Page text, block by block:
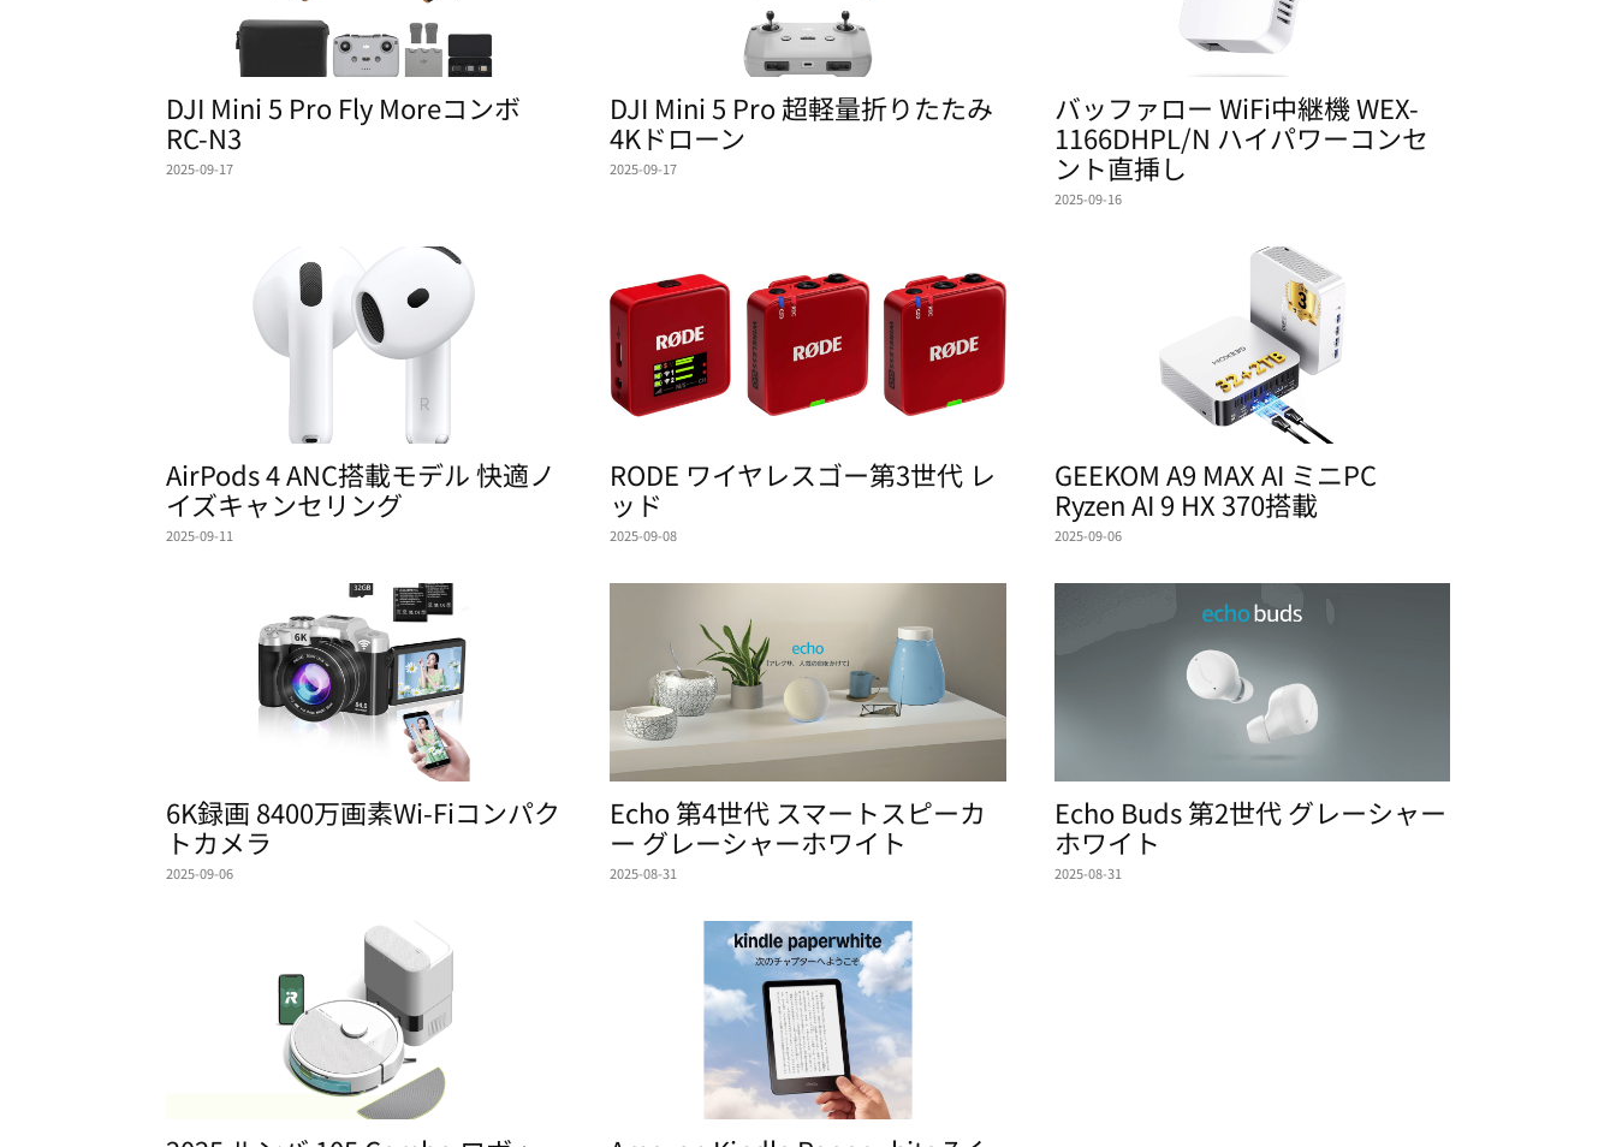
DJI Mini 5 Pro Fly Moreコンボ
RC-N3
2025-09-17
DJI Mini 5 Pro 超軽量折りたたみ
4Kドローン
2025-09-17
バッファロー WiFi中継機 WEX-
1166DHPL/N ハイパワーコンセ
ント直挿し
2025-09-16
AirPods 4 ANC搭載モデル 快適ノ
イズキャンセリング
2025-09-11
RODE ワイヤレスゴー第3世代 レ
ッド
2025-09-08
GEEKOM A9 MAX AI ミニPC
Ryzen AI 9 HX 370搭載
2025-09-06
6K録画 8400万画素Wi-Fiコンパク
トカメラ
2025-09-06
Echo 第4世代 スマートスピーカ
ー グレーシャーホワイト
2025-08-31
Echo Buds 第2世代 グレーシャー
ホワイト
2025-08-31